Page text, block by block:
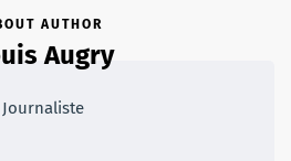
AUTHOR
Augry
Journaliste